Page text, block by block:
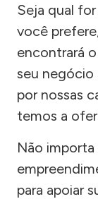
Seja qual
você
encontrará
seu negócio
por nossas
temos a
Não
para apoiar